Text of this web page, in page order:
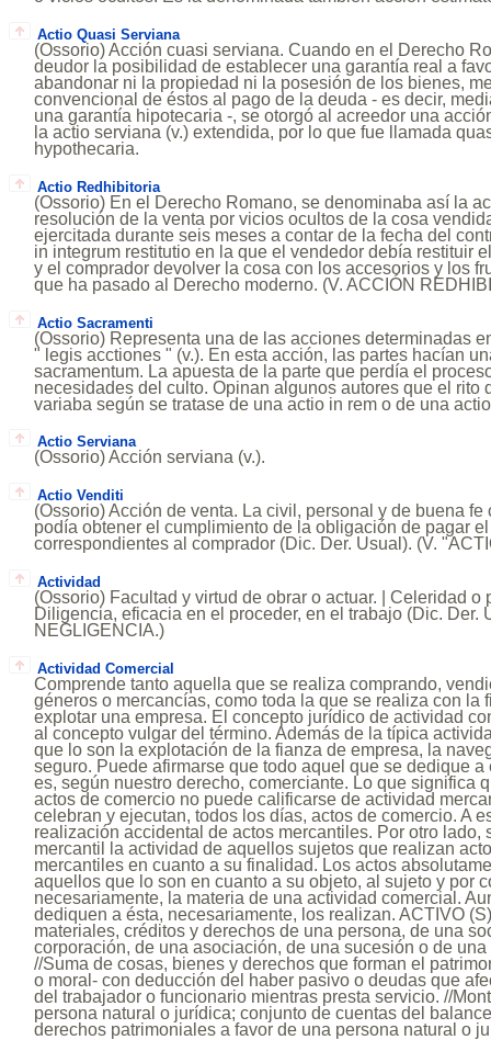
Actio Quasi Serviana
(Ossorio) Acción cuasi serviana. Cuando en el Derecho
deudor la posibilidad de establecer una garantía real a
abandonar ni la propiedad ni la posesión de los bienes,
convencional de éstos al pago de la deuda - es decir,
una garantía hipotecaria -, se otorgó al acreedor una
la actio serviana (v.) extendida, por lo que fue llamada
hypothecaria.
Actio Redhibitoria
(Ossorio) En el Derecho Romano, se denominaba así la
resolución de la venta por vicios ocultos de la cosa
ejercitada durante seis meses a contar de la fecha del
in integrum restitutio en la que el vendedor debía restituir
y el comprador devolver la cosa con los accesorios y los
que ha pasado al Derecho moderno. (V. ACCIÓN
Actio Sacramenti
(Ossorio) Representa una de las acciones determinadas
" legis acctiones " (v.). En esta acción, las partes hacían
sacramentum. La apuesta de la parte que perdía el
necesidades del culto. Opinan algunos autores que el rito
variaba según se tratase de una actio in rem o de una
Actio Serviana
(Ossorio) Acción serviana (v.).
Actio Venditi
(Ossorio) Acción de venta. La civil, personal y de buena
podía obtener el cumplimiento de la obligación de pagar
correspondientes al comprador (Dic. Der. Usual). (V.
Actividad
(Ossorio) Facultad y virtud de obrar o actuar. | Celeridad o
Diligencia, eficacia en el proceder, en el trabajo (Dic. Der.
NEGLIGENCIA.)
Actividad Comercial
Comprende tanto aquella que se realiza comprando,
géneros o mercancías, como toda la que se realiza con la
explotar una empresa. El concepto jurídico de actividad
al concepto vulgar del término. Además de la típica
que lo son la explotación de la fianza de empresa, la
seguro. Puede afirmarse que todo aquel que se dedique
es, según nuestro derecho, comerciante. Lo que significa
actos de comercio no puede calificarse de actividad
celebran y ejecutan, todos los días, actos de comercio. A
realización accidental de actos mercantiles. Por otro lado,
mercantil la actividad de aquellos sujetos que realizan
mercantiles en cuanto a su finalidad. Los actos
aquellos que lo son en cuanto a su objeto, al sujeto y por
necesariamente, la materia de una actividad comercial.
dediquen a ésta, necesariamente, los realizan. ACTIVO
materiales, créditos y derechos de una persona, de una
corporación, de una asociación, de una sucesión o de
//Suma de cosas, bienes y derechos que forman el
o moral- con deducción del haber pasivo o deudas que
del trabajador o funcionario mientras presta servicio. //
persona natural o jurídica; conjunto de cuentas del
derechos patrimoniales a favor de una persona natural o